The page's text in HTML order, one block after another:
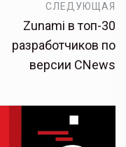
СЛЕДУЮЩАЯ
Zunami в топ-30
разработчиков по
версии CNews